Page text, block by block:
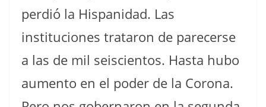
perdió la Hispanidad. Las
instituciones trataron de parecerse
a las de mil seiscientos. Hasta hubo
aumento en el poder de la Corona.